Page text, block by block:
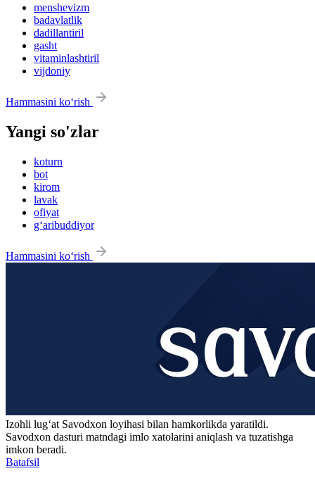
menshevizm
badavlatlik
dadillantiril
gasht
vitaminlashtiril
vijdoniy
Hammasini ko‘rish
Yangi so'zlar
koturn
bot
kirom
lavak
ofiyat
g‘aribuddiyor
Hammasini ko‘rish
Izohli lugʻat Savodxon loyihasi bilan hamkorlikda yaratildi.
Savodxon dasturi matndagi imlo xatolarini aniqlash va tuzatishga
imkon beradi.
Batafsil